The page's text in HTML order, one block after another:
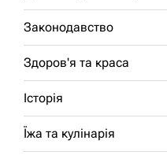
Законодавство
Здоров'я та краса
Історія
Їжа та кулінарія